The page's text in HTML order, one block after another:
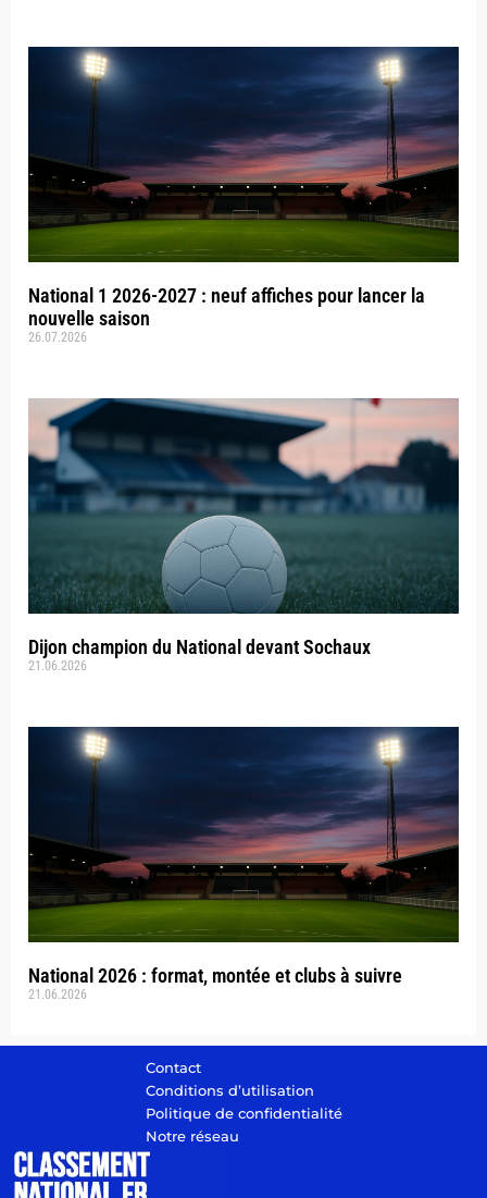
National 1 2026-2027 : neuf affiches pour lancer la
nouvelle saison
26.07.2026
Dijon champion du National devant Sochaux
21.06.2026
National 2026 : format, montée et clubs à suivre
21.06.2026
Contact
Conditions d’utilisation
Politique de confidentialité
Notre réseau